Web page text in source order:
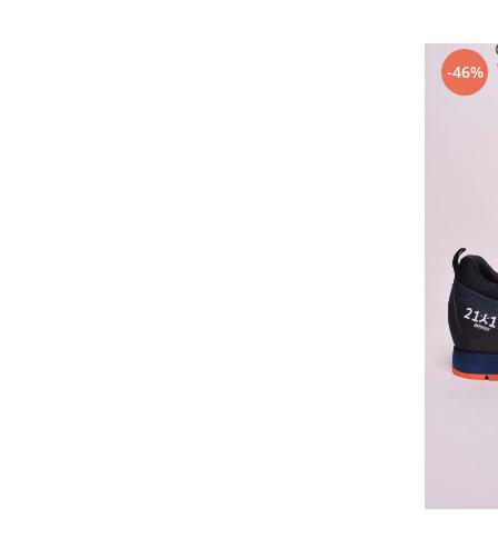
-46%